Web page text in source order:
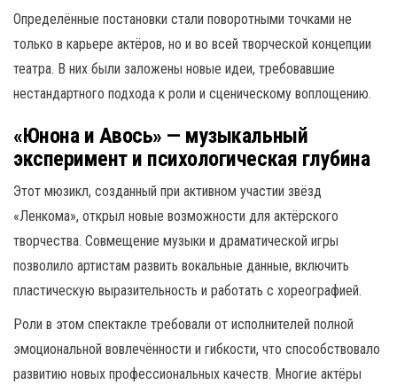
Определённые постановки стали поворотными точками не
только в карьере актёров, но и во всей творческой концепции
театра. В них были заложены новые идеи, требовавшие
нестандартного подхода к роли и сценическому воплощению.
«Юнона и Авось» — музыкальный
эксперимент и психологическая глубина
Этот мюзикл, созданный при активном участии звёзд
«Ленкома», открыл новые возможности для актёрского
творчества. Совмещение музыки и драматической игры
позволило артистам развить вокальные данные, включить
пластическую выразительность и работать с хореографией.
Роли в этом спектакле требовали от исполнителей полной
эмоциональной вовлечённости и гибкости, что способствовало
развитию новых профессиональных качеств. Многие актёры